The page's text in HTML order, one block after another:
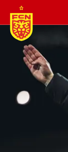
Logo